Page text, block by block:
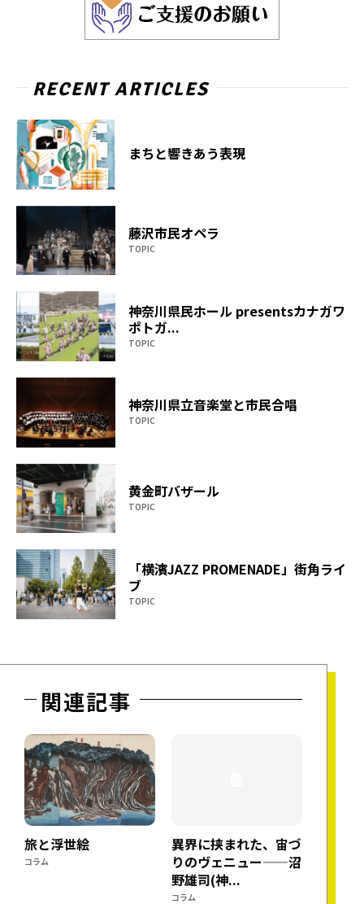
RECENT ARTICLES
まちと響きあう表現
藤沢市民オペラ
TOPIC
神奈川県民ホール presentsカナガワ
ポトガ...
TOPIC
神奈川県立音楽堂と市民合唱
TOPIC
黄金町バザール
TOPIC
「横濱JAZZ PROMENADE」街角ライ
ブ
TOPIC
関連記事
旅と浮世絵
コラム
異界に挟まれた、宙づ
りのヴェニュー——沼
野雄司(神...
コラム